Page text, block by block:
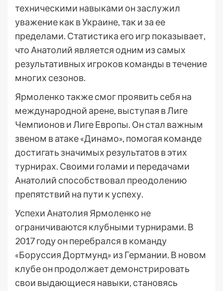
техническими навыками он заслужил
уважение как в Украине, так и за ее
пределами. Статистика его игр показывает,
что Анатолий является одним из самых
результативных игроков команды в течение
многих сезонов.
Ярмоленко также смог проявить себя на
международной арене, выступая в Лиге
Чемпионов и Лиге Европы. Он стал важным
звеном в атаке «Динамо», помогая команде
достигать значимых результатов в этих
турнирах. Своими голами и передачами
Анатолий способствовал преодолению
препятствий на пути к успеху.
Успехи Анатолия Ярмоленко не
ограничиваются клубными турнирами. В
2017 году он перебрался в команду
«Боруссия Дортмунд» из Германии. В новом
клубе он продолжает демонстрировать
свои выдающиеся навыки, становясь